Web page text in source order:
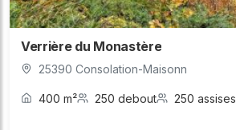
Verrière du Monastère
25390 Consolation-Maisonn
400 m² 250 debout 250 assises